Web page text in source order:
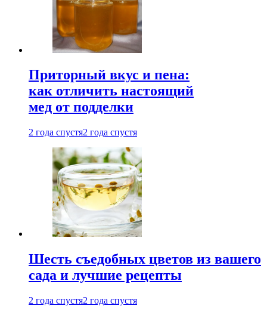
Приторный вкус и пена:
как отличить настоящий
мед от подделки
2 года спустя2 года спустя
Шесть съедобных цветов из вашего
сада и лучшие рецепты
2 года спустя2 года спустя